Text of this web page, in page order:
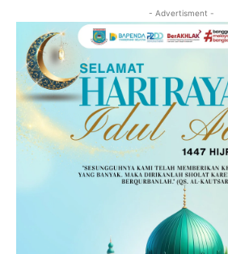
- Advertisment -